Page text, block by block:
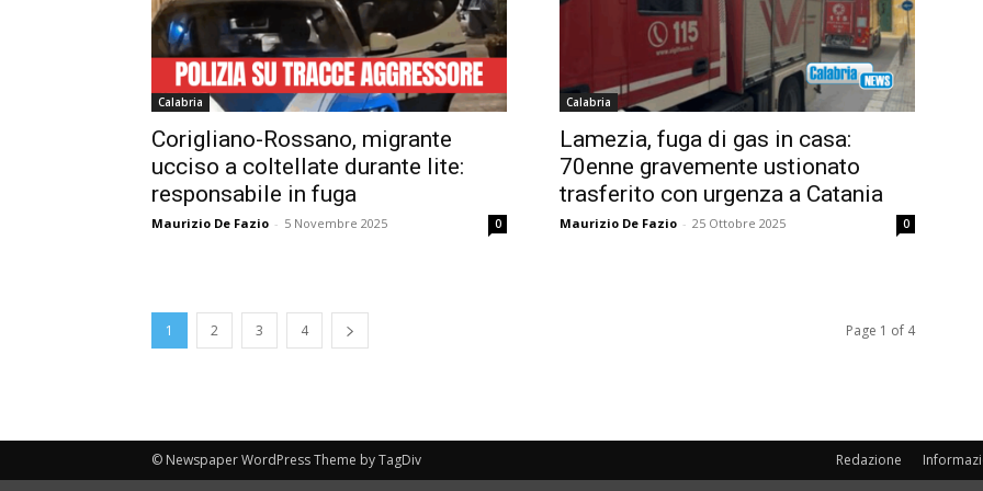
Calabria
Corigliano-Rossano, migrante
ucciso a coltellate durante lite:
responsabile in fuga
Maurizio De Fazio - 5 Novembre 2025 0
Calabria
Lamezia, fuga di gas in casa:
70enne gravemente ustionato
trasferito con urgenza a Catania
Maurizio De Fazio - 25 Ottobre 2025 0
1 2 3 4 Page 1 of 4
Redazione
© Newspaper WordPress Theme by TagDiv